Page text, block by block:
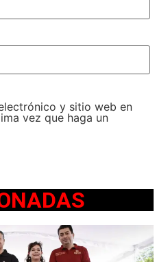
y sitio web en
vez que haga un